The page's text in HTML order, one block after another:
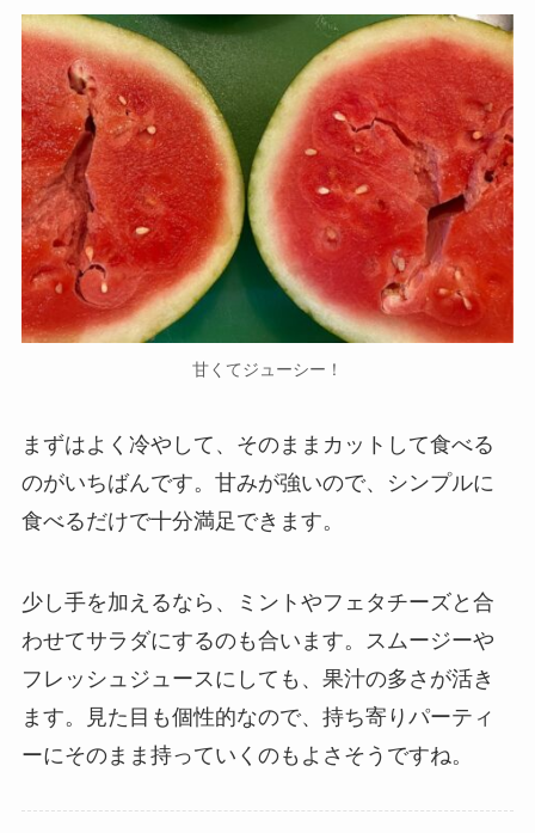
甘くてジューシー！
まずはよく冷やして、そのままカットして食べる
のがいちばんです。甘みが強いので、シンプルに
食べるだけで十分満足できます。
少し手を加えるなら、ミントやフェタチーズと合
わせてサラダにするのも合います。スムージーや
フレッシュジュースにしても、果汁の多さが活き
ます。見た目も個性的なので、持ち寄りパーティ
ーにそのまま持っていくのもよさそうですね。